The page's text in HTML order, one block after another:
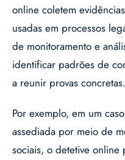
online coletem
usadas em processos
de monitoramento e
identificar padrões de
a reunir provas concretas.
Por exemplo, em um
assediada por meio de
sociais, o detetive online